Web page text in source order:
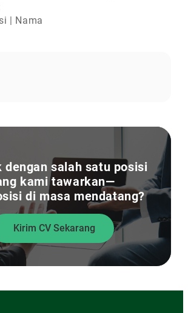
| Nama
dengan salah satu posisi
kami tawarkan—
di masa mendatang?
Kirim CV Sekarang